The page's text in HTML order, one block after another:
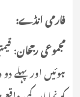
فارمی انڈے:
مجموعی رجحان